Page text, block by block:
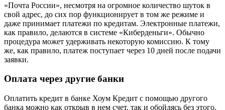
«Почта России», несмотря на огромное количество шуток в
свой адрес, до сих пор функционирует в том же режиме и
даже принимает платежи по кредитам. Электронные платежи,
как правило, делаются в системе «Киберденьги». Обычно
процедура может удерживать некоторую комиссию. К тому
же, как правило, платеж поступает через 10 дней после подачи
заявки.
Оплата через другие банки
Оплатить кредит в банке Хоум Кредит с помощью другого
банка можно как открыв в нем счет, так и обойдясь без этого.